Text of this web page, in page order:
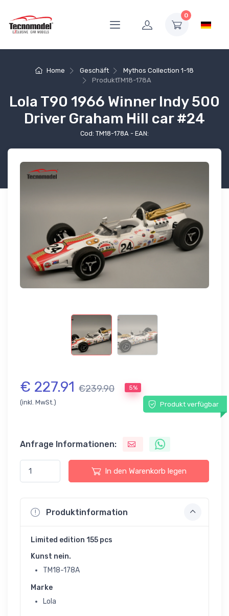
0
Home Geschäft
Mythos Collection 1-18
ProduktTM18-178A
Lola T90 1966 Winner Indy 500
Driver Graham Hill car #24
Cod: TM18-178A - EAN:
€ 227.91 €239.90 5%
(inkl. MwSt.) Produkt verfügbar
Anfrage Informationen:
In den Warenkorb legen
Produktinformation
Limited edition 155 pcs
Kunst nein.
TM18-178A
Marke
Lola